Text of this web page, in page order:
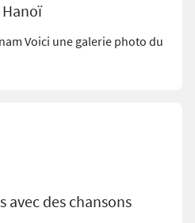
Voici une galerie photo du
avec des chansons